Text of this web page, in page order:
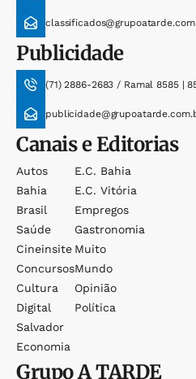
Publicidade
(71) 2886-2683 / Ramal 8585 |
Canais e Editorias
Autos
Bahia
Brasil
Saúde
Cineinsite
Concursos
Cultura
Digital
Salvador
Economia
E.c. Bahia
E.c. Vitória
Empregos
Gastronomia
Muito
Mundo
Opinião
Política
GrupoA TARDE